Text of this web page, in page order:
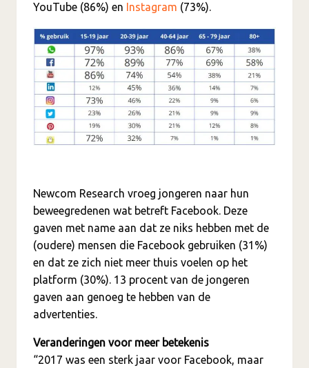
YouTube (86%) en Instagram (73%).
Newcom Research vroeg jongeren naar hun
beweegredenen wat betreft Facebook. Deze
gaven met name aan dat ze niks hebben met de
(oudere) mensen die Facebook gebruiken (31%)
en dat ze zich niet meer thuis voelen op het
platform (30%). 13 procent van de jongeren
gaven aan genoeg te hebben van de
advertenties.
Veranderingen voor meer betekenis
“2017 was een sterk jaar voor Facebook, maar